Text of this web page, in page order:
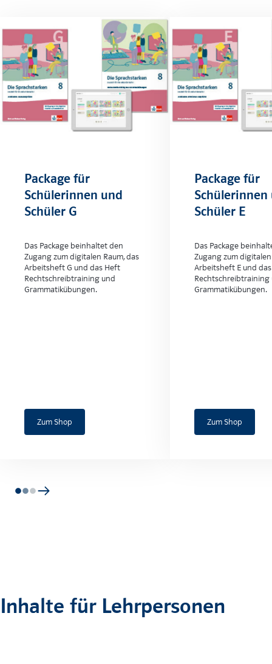
Package für
Schülerinnen und
Schüler G
Das Package beinhaltet den
Zugang zum digitalen Raum, das
Arbeitsheft G und das Heft
Rechtschreibtraining und
Grammatikübungen.
Zum Shop
Package für
Schülerinnen
Schüler E
Das Package
Zugang zum digitalen
Arbeitsheft E und
Rechtschreibtraining
Grammatikübungen.
Zum Shop
Inhalte für Lehrpersonen